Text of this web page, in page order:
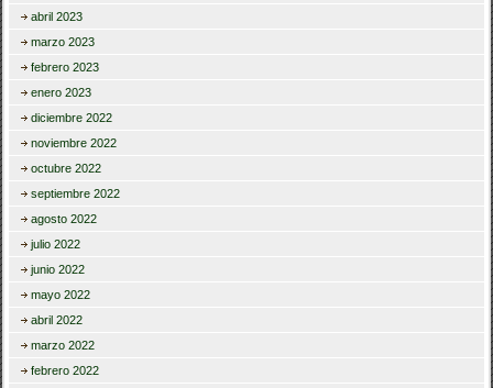
abril 2023
marzo 2023
febrero 2023
enero 2023
diciembre 2022
noviembre 2022
octubre 2022
septiembre 2022
agosto 2022
julio 2022
junio 2022
mayo 2022
abril 2022
marzo 2022
febrero 2022